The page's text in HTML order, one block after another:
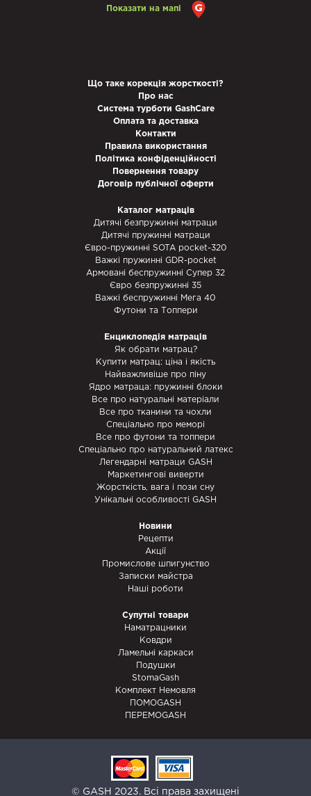
Показати на мапі
Що таке корекція жорсткості?
Про нас
Система турботи GashCare
Оплата та доставка
Контакти
Правила використання
Політика конфіденційності
Повернення товару
Договір публічної оферти
Каталог матраців
Дитячі безпружинні матраци
Дитячі пружинні матраци
Євро-пружинні SOTA pocket-320
Важкі пружинні GDR-pocket
Армовані беспружинні Супер 32
Євро безпружинні 35
Важкі беспружинні Мега 40
Футони та Топпери
Енциклопедія матраців
Як обрати матрац?
Купити матрац: ціна і якість
Найважливіше про піну
Ядро матраца: пружинні блоки
Все про натуральні матеріали
Все про тканини та чохли
Спеціально про меморі
Все про футони та топпери
Спеціально про натуральний латекс
Легендарні матраци GASH
Маркетингові виверти
Жорсткість, вага і пози сну
Унікальні особливості GASH
Новини
Рецепти
Акції
Промислове шпигунство
Записки майстра
Наші роботи
Супутні товари
Наматрацники
Ковдри
Ламельні каркаси
Подушки
StomaGash
Комплект Немовля
ПОМОGASH
ПЕРЕМОGASH
© GASH 2023. Всі права захищені